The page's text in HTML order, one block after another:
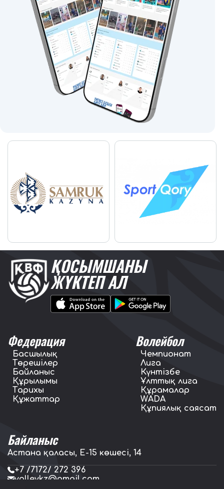
ҚОСЫМШАНЫ
ЖҮКТЕП АЛ
Федерация
Басшылық
Төрешілер
Байланыс
Құрылымы
Тарихы
Құжаттар
Волейбол
Чемпионат
Лига
Күнтізбе
Ұлттық лига
Құрамалар
WADA
Құпиялық саясат
Байланыс
Астана қаласы, E-15 көшесі, 14
+7 /7172/ 272 396
volleykz@gmail.com